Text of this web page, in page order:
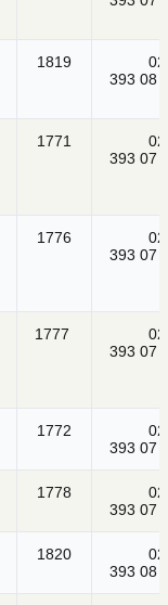
1819
393 08
1771
393 07
1776
393 07
1777
393 07
1772
393 07
1778
393 07
1820
393 08